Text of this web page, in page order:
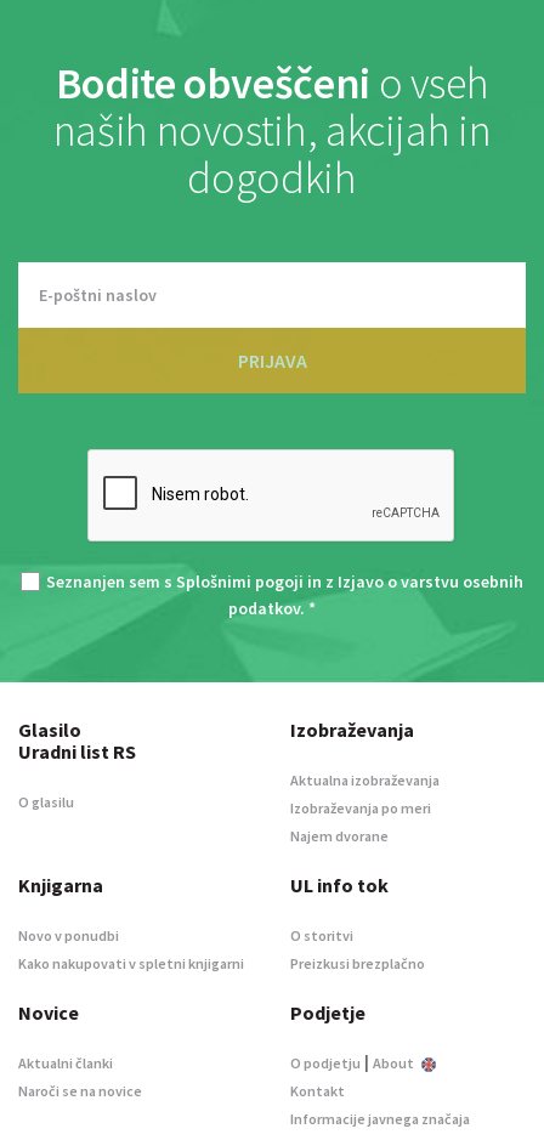
Bodite obveščeni o vseh
naših novostih, akcijah in
dogodkih
PRIJAVA
Seznanjen sem s Splošnimi pogoji in z Izjavo o varstvu osebnih
podatkov. *
Glasilo
Uradni list RS
O glasilu
Izobraževanja
Aktualna izobraževanja
Izobraževanja po meri
Najem dvorane
Knjigarna
Novo v ponudbi
Kako nakupovati v spletni knjigarni
UL info tok
O storitvi
Preizkusi brezplačno
Novice
Aktualni članki
Naroči se na novice
Podjetje
O podjetju | About
Kontakt
Informacije javnega značaja